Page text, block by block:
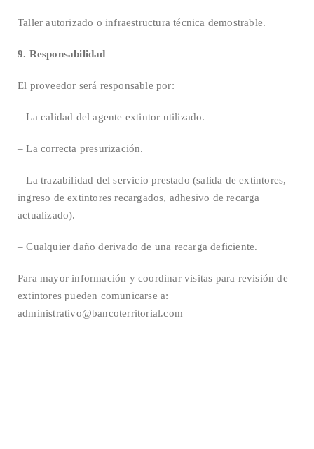
Taller autorizado o infraestructura técnica demostrable.
9. Responsabilidad
El proveedor será responsable por:
– La calidad del agente extintor utilizado.
– La correcta presurización.
– La trazabilidad del servicio prestado (salida de extintores,
ingreso de extintores recargados, adhesivo de recarga
actualizado).
– Cualquier daño derivado de una recarga deficiente.
Para mayor información y coordinar visitas para revisión de
extintores pueden comunicarse a:
administrativo@bancoterritorial.com